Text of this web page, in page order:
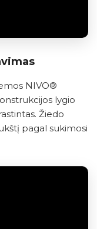
NIVO®
lygio
Žiedo
pagal sukimosi